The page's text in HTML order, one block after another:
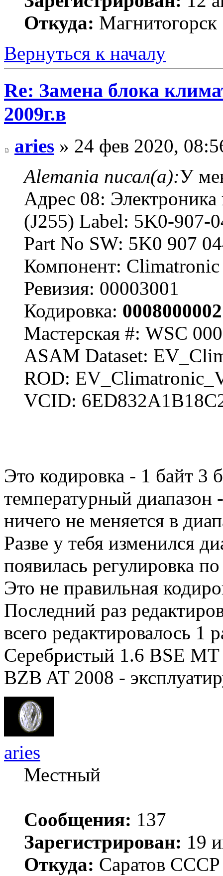
Откуда: Магнитогорск
Вернуться к началу
Re: Замена блока
2009г.в
aries » 24 фев 2020,
Alemania писал(а):У
Адрес 08: Электроника
(J255) Label: 5K0-907-
Part No SW: 5K0 907
Компонент:
Ревизия: 00003001
Кодировка: 0008000002
Мастерская #: WSC
ASAM Dataset:
ROD:
VCID:
Это кодировка - 1 байт 3
температурный диапазон
ничего не меняется в
Разве у тебя изменился
появилась регулировка
Это не правильная
Последний раз
всего редактировалось 1
Серебристый 1.6 BSE
BZB AT 2008 -
aries
Местный
Сообщения: 137
Зарегистрирован: 19
Откуда: Саратов